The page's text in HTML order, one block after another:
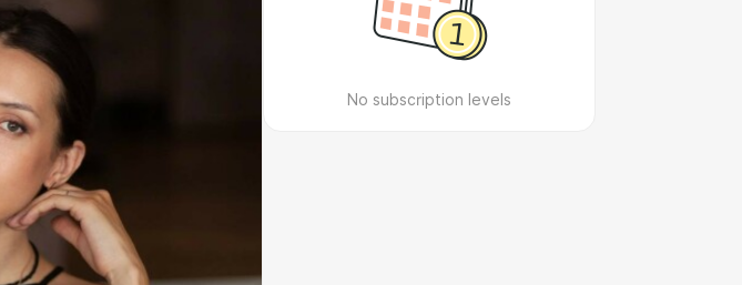
No subscription levels